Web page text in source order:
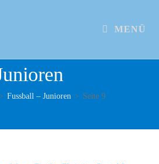
MENÜ
> Fussball – Junioren > Seite 9